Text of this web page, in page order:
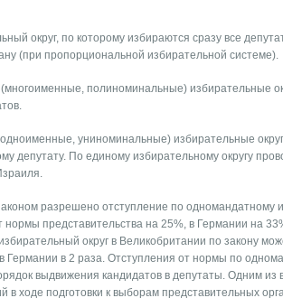
округ, по которому избираются сразу все
(при пропорциональной избирательной системе).
полиноминальные) избирательные
униноминальные) избирательные
депутату. По единому избирательному округу
разрешено отступление по одномандатному
представительства на 25%, в Германии на
округ в Великобритании по закону
Германии в 2 раза. Отступления от нормы по
выдвижения кандидатов в депутаты. Одним
в ходе подготовки к выборам представительных